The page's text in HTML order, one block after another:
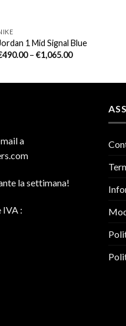
1 Mid Signal Blue
490.00–€1,065.00
a
la settimana!
IVA :